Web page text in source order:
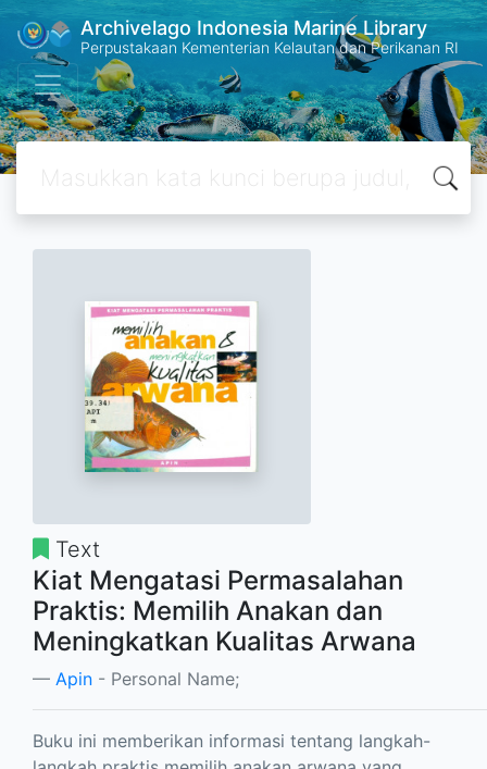
Archivelago Indonesia Marine Library
Perpustakaan Kementerian Kelautan dan Perikanan RI
Text
Kiat Mengatasi Permasalahan
Praktis: Memilih Anakan dan
Meningkatkan Kualitas Arwana
Apin - Personal Name;
Buku ini memberikan informasi tentang langkah-